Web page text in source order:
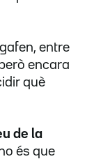
entre
encara
què
de la
és que